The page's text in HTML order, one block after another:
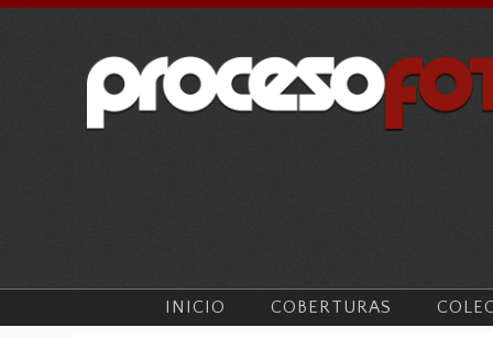
INICIO COBERTURAS